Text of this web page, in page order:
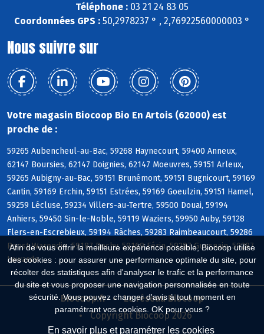
Afin de vous offrir la meilleure expérience possible, Biocoop utilise
des cookies : pour assurer une performance optimale du site, pour
récolter des statistiques afin d'analyser le trafic et la performance
du site et vous proposer une navigation personnalisée en toute
sécurité. Vous pouvez changer d'avis à tout moment en
paramétrant vos cookies. OK pour vous ?
En savoir plus et paramétrer les cookies
Téléphone : 03 21 24 83 05
Coordonnées GPS : 50,2978237 ° , 2,76922560000003 °
Nous suivre sur
Votre magasin Biocoop Bio En Artois (62000) est
proche de :
59265 Aubencheul-au-Bac, 59268 Haynecourt, 59400 Anneux,
62147 Boursies, 62147 Doignies, 62147 Moeuvres, 59151 Arleux,
59265 Aubigny-au-Bac, 59151 Brunémont, 59151 Bugnicourt, 59169
Cantin, 59169 Erchin, 59151 Estrées, 59169 Goeulzin, 59151 Hamel,
59259 Lécluse, 59234 Villers-au-Tertre, 59500 Douai, 59194
Anhiers, 59450 Sin-le-Noble, 59119 Waziers, 59950 Auby, 59128
Flers-en-Escrebieux, 59194 Râches, 59283 Raimbeaucourt, 59286
Roost-Warendin, 59187 Dechy, 59169 Férin, 59287 Guesnain, 59287
Lewarde
Biocoop.fr
Le réseau Biocoop
Copyright Biocoop 2026